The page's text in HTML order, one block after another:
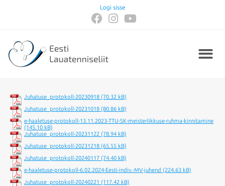
Logi sisse
Juhatuse_protokoll-20230918
Juhatuse_protokoll-20231018
e-haaletuse-protokoll-13.11.2023-TTU-SK-meisterlikkuse-ruhma-kinnitamine
Juhatuse_protokoll-20231122
Juhatuse_protokoll-20231218
Juhatuse_protokoll-20240117
e-haaletuse-protokoll-6.02.2024-Eesti-indiv.-MV-juhend
Juhatuse_protokoll-20240221